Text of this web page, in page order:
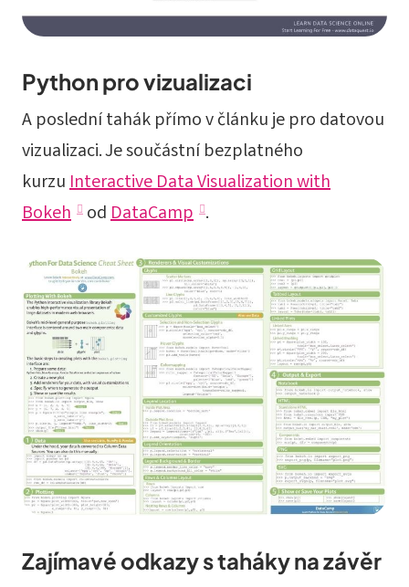
Python pro vizualizaci
A poslední tahák přímo v článku je pro datovou
vizualizaci. Je součástní bezplatného
kurzuInteractive Data Visualization with
Bokeh
odDataCamp .
Zajímavé odkazy s taháky na závěr